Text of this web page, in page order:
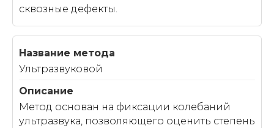
сквозные дефекты.
Ультразвуковой
Метод основан на фиксации колебаний
ультразвука, позволяющего оценить степень